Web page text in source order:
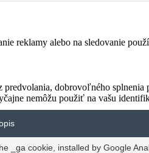
reklamy alebo na sledovanie
dobrovoľného
nemôžu použiť na vašu
_ga cookie, installed by Google